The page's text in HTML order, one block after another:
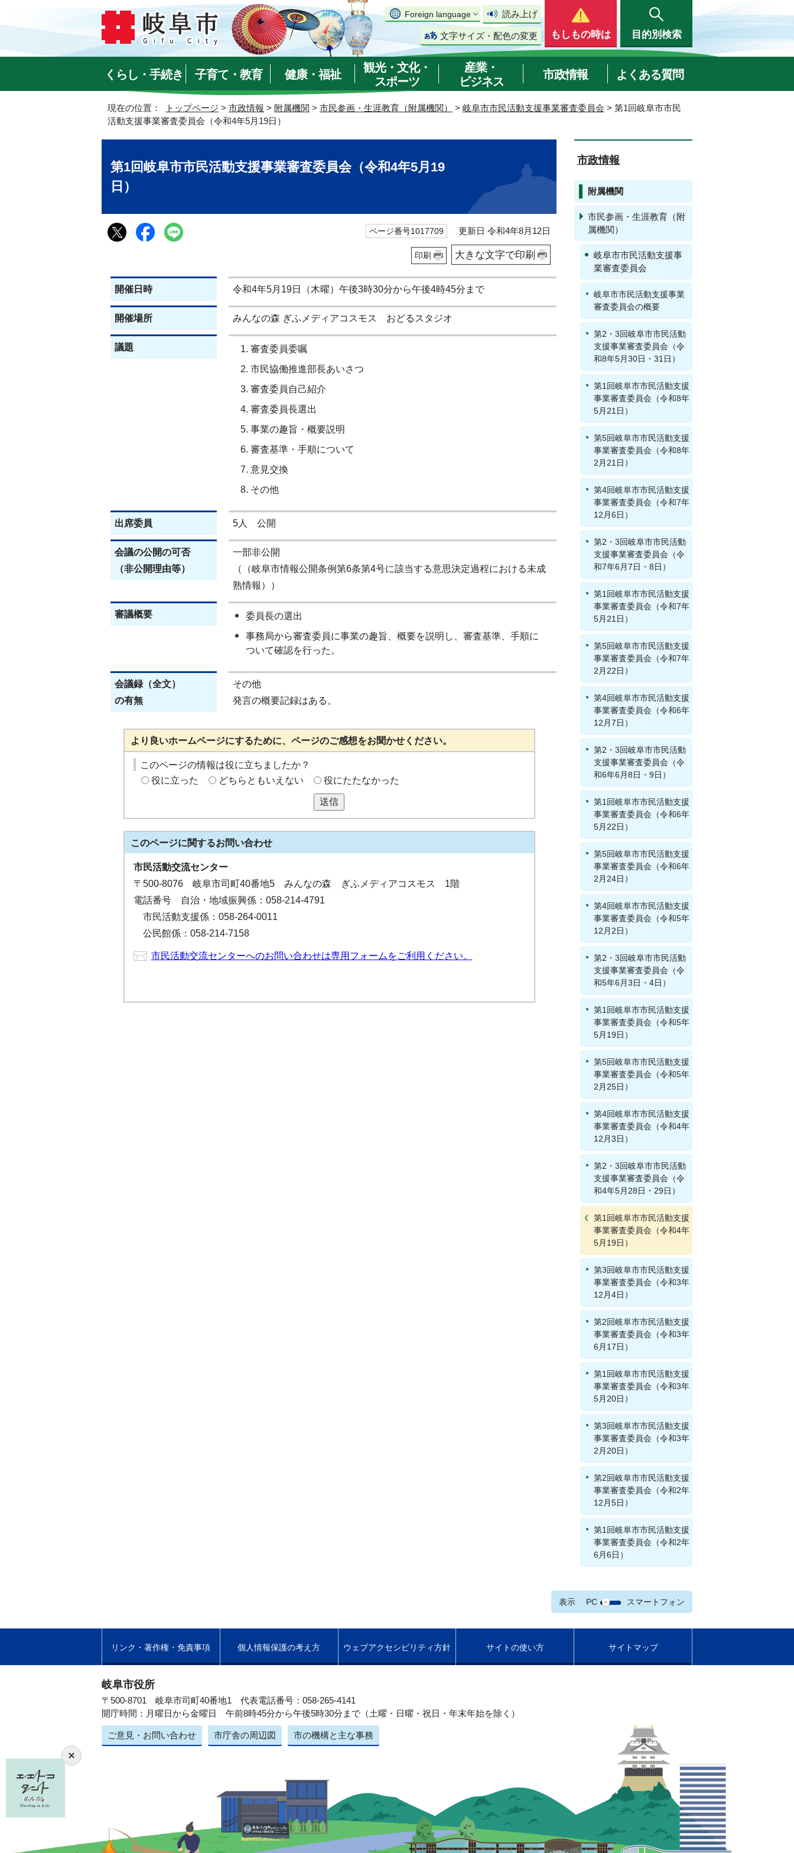
Foreign language 読み上げ
文字サイズ・配色の変更 もしもの時は 目的別検索
くらし・手続き 子育て・教育 健康・福祉
観光・文化・
スポーツ
産業・
ビジネス
市政情報 よくある質問
現在の位置： トップページ > 市政情報 > 附属機関 > 市民参画・生涯教育（附属機関） > 岐阜市市民活動支援事業審査委員会 > 第1回岐阜市市民
活動支援事業審査委員会（令和4年5月19日）
第1回岐阜市市民活動支援事業審査委員会（令和4年5月19
日）
ページ番号1017709 更新日 令和4年8月12日
印刷 大きな文字で印刷
開催日時 令和4年5月19日（木曜）午後3時30分から午後4時45分まで
開催場所 みんなの森 ぎふメディアコスモス おどるスタジオ
議題
審査委員委嘱
市民協働推進部長あいさつ
審査委員自己紹介
審査委員長選出
事業の趣旨・概要説明
審査基準・手順について
意見交換
その他
出席委員 5人 公開
会議の公開の可否
（非公開理由等）
一部非公開
（（岐阜市情報公開条例第6条第4号に該当する意思決定過程における未成
熟情報））
審議概要
委員長の選出
事務局から審査委員に事業の趣旨、概要を説明し、審査基準、手順に
ついて確認を行った。
会議録（全文）
の有無
その他
発言の概要記録はある。
より良いホームページにするために、ページのご感想をお聞かせください。
このページの情報は役に立ちましたか？
役に立った
どちらともいえない 役にたたなかった
送信
このページに関するお問い合わせ
市民活動交流センター
〒500-8076 岐阜市司町40番地5 みんなの森 ぎふメディアコスモス 1階
電話番号 自治・地域振興係：058-214-4791
市民活動支援係：058-264-0011
公民館係：058-214-7158
市民活動交流センターへのお問い合わせは専用フォームをご利用ください。
市政情報
附属機関
市民参画・生涯教育（附
属機関）
岐阜市市民活動支援事
業審査委員会
岐阜市市民活動支援事業
審査委員会の概要
第2・3回岐阜市市民活動
支援事業審査委員会（令
和8年5月30日・31日）
第1回岐阜市市民活動支援
事業審査委員会（令和8年
5月21日）
第5回岐阜市市民活動支援
事業審査委員会（令和8年
2月21日）
第4回岐阜市市民活動支援
事業審査委員会（令和7年
12月6日）
第2・3回岐阜市市民活動
支援事業審査委員会（令
和7年6月7日・8日）
第1回岐阜市市民活動支援
事業審査委員会（令和7年
5月21日）
第5回岐阜市市民活動支援
事業審査委員会（令和7年
2月22日）
第4回岐阜市市民活動支援
事業審査委員会（令和6年
12月7日）
第2・3回岐阜市市民活動
支援事業審査委員会（令
和6年6月8日・9日）
第1回岐阜市市民活動支援
事業審査委員会（令和6年
5月22日）
第5回岐阜市市民活動支援
事業審査委員会（令和6年
2月24日）
第4回岐阜市市民活動支援
事業審査委員会（令和5年
12月2日）
第2・3回岐阜市市民活動
支援事業審査委員会（令
和5年6月3日・4日）
第1回岐阜市市民活動支援
事業審査委員会（令和5年
5月19日）
第5回岐阜市市民活動支援
事業審査委員会（令和5年
2月25日）
第4回岐阜市市民活動支援
事業審査委員会（令和4年
12月3日）
第2・3回岐阜市市民活動
支援事業審査委員会（令
和4年5月28日・29日）
第1回岐阜市市民活動支援
事業審査委員会（令和4年
5月19日）
第3回岐阜市市民活動支援
事業審査委員会（令和3年
12月4日）
第2回岐阜市市民活動支援
事業審査委員会（令和3年
6月17日）
第1回岐阜市市民活動支援
事業審査委員会（令和3年
5月20日）
第3回岐阜市市民活動支援
事業審査委員会（令和3年
2月20日）
第2回岐阜市市民活動支援
事業審査委員会（令和2年
12月5日）
第1回岐阜市市民活動支援
事業審査委員会（令和2年
6月6日）
表示 PC スマートフォン
リンク・著作権・免責事項 個人情報保護の考え方 ウェブアクセシビリティ方針 サイトの使い方 サイトマップ
岐阜市役所
〒500-8701 岐阜市司町40番地1 代表電話番号：058-265-4141
開庁時間：月曜日から金曜日 午前8時45分から午後5時30分まで（土曜・日曜・祝日・年末年始を除く）
ご意見・お問い合わせ 市庁舎の周辺図 市の機構と主な事務